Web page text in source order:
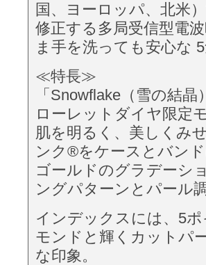
国、ヨーロッパ、北米
修正する多局受信型電
ま手を洗っても安心な
≪特⻑≫
「Snowflake（雪の結
ローレットダイヤ限定
肌を明るく、美しくみ
ンク®をケースとバン
ゴールドのグラデーシ
ングパターンとパール
インデックスには、5
モンドと輝くカットパ
な印象。